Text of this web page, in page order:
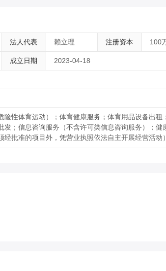
法人代表 赖立理 注册资本 100
成立日期 2023-04-18
性体育运动）；体育健康服务；体育用品设备出租
；信息咨询服务（不含许可类信息咨询服务）；健
批准的项目外，凭营业执照依法自主开展经营活动）